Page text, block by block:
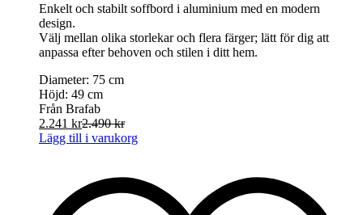
Enkelt och stabilt soffbord i aluminium med en modern
design.
Välj mellan olika storlekar och flera färger; lätt för dig att
anpassa efter behoven och stilen i ditt hem.
Diameter: 75 cm
Höjd: 49 cm
Från Brafab
2.241 kr2.490kr
Lägg till i varukorg